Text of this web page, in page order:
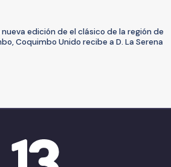
nueva edición de el clásico de la región de
Coquimbo Unido recibe a D. La Serena